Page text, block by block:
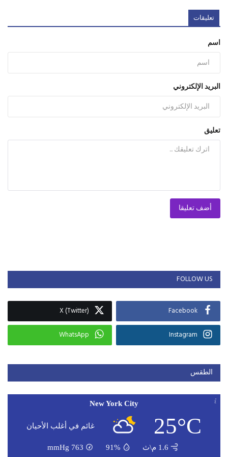
تعليقات
اسم
البريد الإلكتروني
تعليق
أضف تعليقا
FOLLOW US
Facebook
X (Twitter)
Instagram
WhatsApp
الطقس
New York City
25°C غائم في أغلب الأحيان
1.6 م\ث 91%
763
mmHg